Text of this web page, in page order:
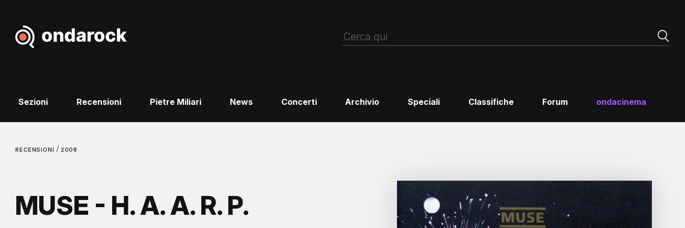
Sezioni Recensioni Pietre Miliari News Concerti Archivio Speciali Classifiche Forum ondacinema
RECENSIONI / 2008
MUSE - H. A. A. R. P.